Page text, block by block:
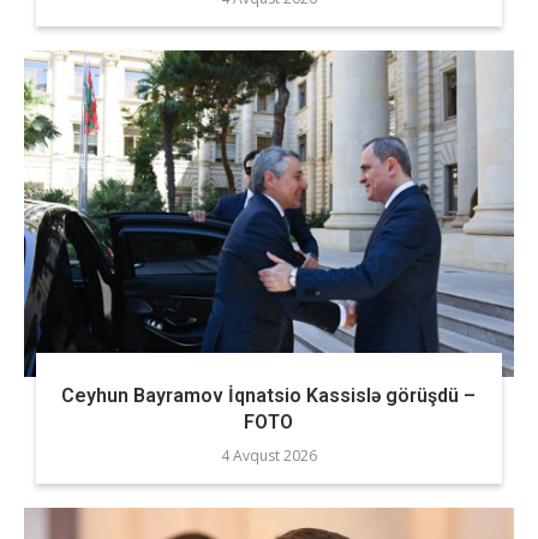
Ceyhun Bayramov İqnatsio Kassislə görüşdü –
FOTO
4 Avqust 2026